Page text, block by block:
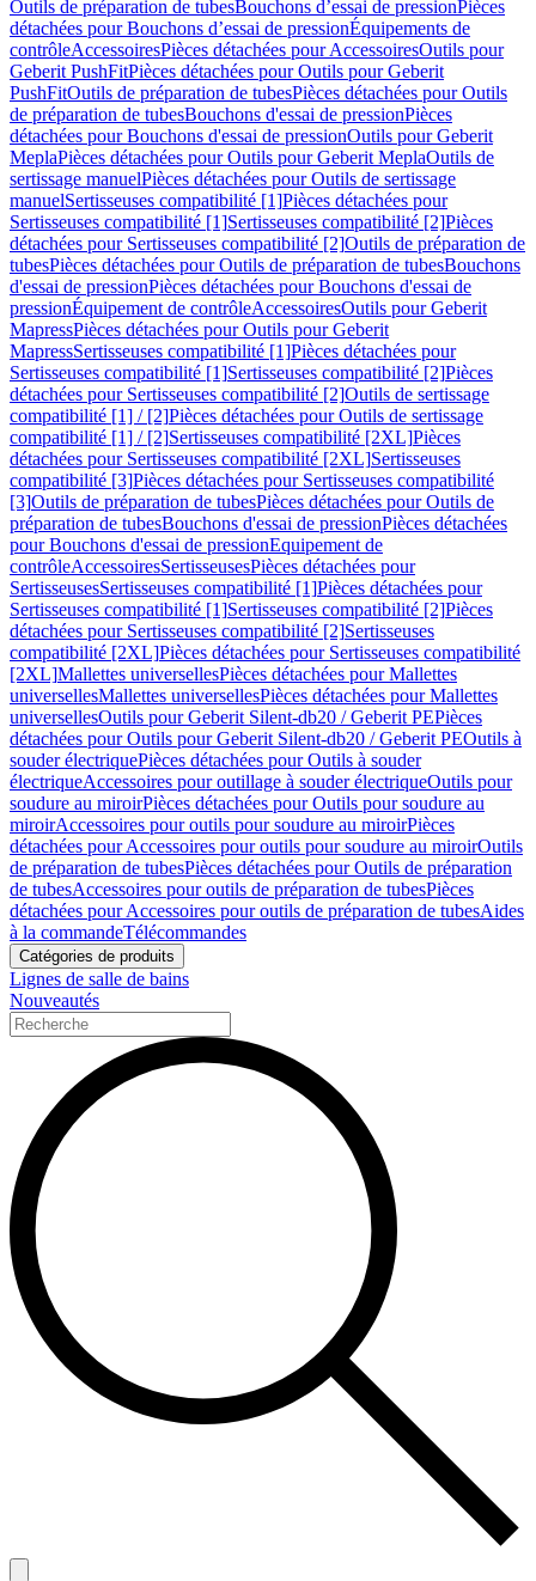
Outils de préparation de tubesBouchons d’essai de pressionPièces
détachées pour Bouchons d’essai de pressionÉquipements de
contrôleAccessoiresPièces détachées pour AccessoiresOutils pour
Geberit PushFitPièces détachées pour Outils pour Geberit
PushFitOutils de préparation de tubesPièces détachées pour Outils
de préparation de tubesBouchons d'essai de pressionPièces
détachées pour Bouchons d'essai de pressionOutils pour Geberit
MeplaPièces détachées pour Outils pour Geberit MeplaOutils de
sertissage manuelPièces détachées pour Outils de sertissage
manuelSertisseuses compatibilité [1]Pièces détachées pour
Sertisseuses compatibilité [1]Sertisseuses compatibilité [2]Pièces
détachées pour Sertisseuses compatibilité [2]Outils de préparation de
tubesPièces détachées pour Outils de préparation de tubesBouchons
d'essai de pressionPièces détachées pour Bouchons d'essai de
pressionÉquipement de contrôleAccessoiresOutils pour Geberit
MapressPièces détachées pour Outils pour Geberit
MapressSertisseuses compatibilité [1]Pièces détachées pour
Sertisseuses compatibilité [1]Sertisseuses compatibilité [2]Pièces
détachées pour Sertisseuses compatibilité [2]Outils de sertissage
compatibilité [1] / [2]Pièces détachées pour Outils de sertissage
compatibilité [1] / [2]Sertisseuses compatibilité [2XL]Pièces
détachées pour Sertisseuses compatibilité [2XL]Sertisseuses
compatibilité [3]Pièces détachées pour Sertisseuses compatibilité
[3]Outils de préparation de tubesPièces détachées pour Outils de
préparation de tubesBouchons d'essai de pressionPièces détachées
pour Bouchons d'essai de pressionEquipement de
contrôleAccessoiresSertisseusesPièces détachées pour
SertisseusesSertisseuses compatibilité [1]Pièces détachées pour
Sertisseuses compatibilité [1]Sertisseuses compatibilité [2]Pièces
détachées pour Sertisseuses compatibilité [2]Sertisseuses
compatibilité [2XL]Pièces détachées pour Sertisseuses compatibilité
[2XL]Mallettes universellesPièces détachées pour Mallettes
universellesMallettes universellesPièces détachées pour Mallettes
universellesOutils pour Geberit Silent-db20 / Geberit PEPièces
détachées pour Outils pour Geberit Silent-db20 / Geberit PEOutils à
souder électriquePièces détachées pour Outils à souder
électriqueAccessoires pour outillage à souder électriqueOutils pour
soudure au miroirPièces détachées pour Outils pour soudure au
miroirAccessoires pour outils pour soudure au miroirPièces
détachées pour Accessoires pour outils pour soudure au miroirOutils
de préparation de tubesPièces détachées pour Outils de préparation
de tubesAccessoires pour outils de préparation de tubesPièces
détachées pour Accessoires pour outils de préparation de tubesAides
à la commandeTélécommandes
Catégories de produits
Lignes de salle de bains
Nouveautés